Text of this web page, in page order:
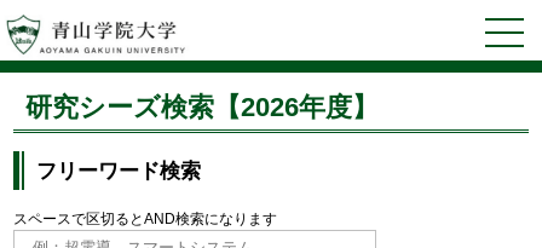
研究シーズ検索【2026年度】
フリーワード検索
スペースで区切るとAND検索になります